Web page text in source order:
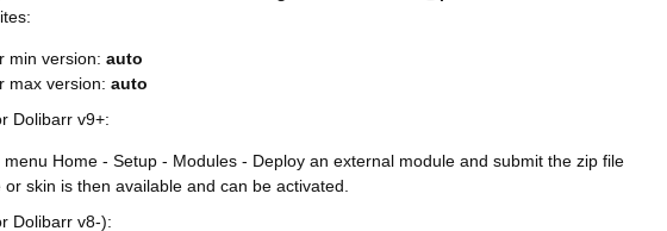
min version: auto
max version: auto
Dolibarr v9+:
menu Home - Setup - Modules - Deploy an external module and submit the zip file
or skin is then available and can be activated.
Dolibarr v8-):